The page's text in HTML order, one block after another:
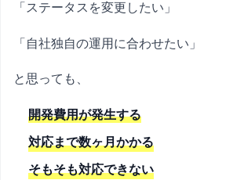
「ステータスを変更したい」
「自社独自の運用に合わせたい」
と思っても、
開発費用が発生する
対応まで数ヶ月かかる
そもそも対応できない